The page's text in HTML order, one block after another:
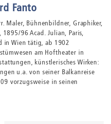
Fanto
Maler, Bühnenbildner, Graphiker,
96 Acad. Julian, Paris,
in Wien tätig, ab 1902
am Hoftheater in
künstlerisches Wirken:
u.a. von seiner Balkanreise
vorzugsweise in seinen